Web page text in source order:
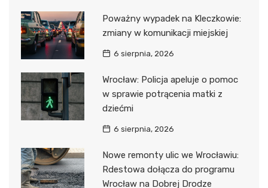
Poważny wypadek na Kleczkowie:
zmiany w komunikacji miejskiej
6 sierpnia, 2026
Wrocław: Policja apeluje o pomoc
w sprawie potrącenia matki z
dziećmi
6 sierpnia, 2026
Nowe remonty ulic we Wrocławiu:
Rdestowa dołącza do programu
Wrocław na Dobrej Drodze